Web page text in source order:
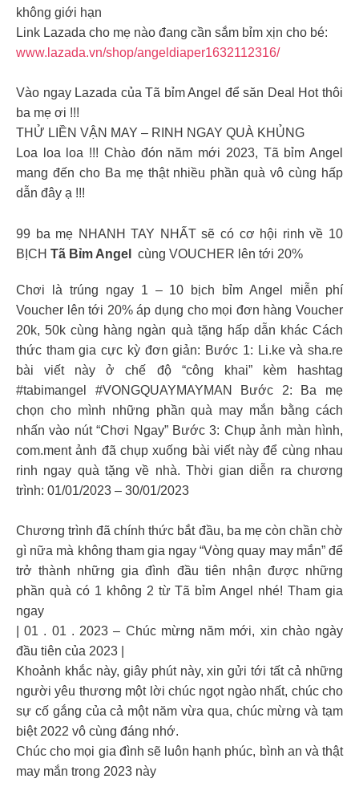
không giới hạn
Link Lazada cho mẹ nào đang cần sắm bỉm xịn cho bé:
www.lazada.vn/shop/angeldiaper1632112316/
Vào ngay Lazada của Tã bỉm Angel để săn Deal Hot thôi
ba mẹ ơi !!!
THỬ LIỀN VẬN MAY – RINH NGAY QUÀ KHỦNG
Loa loa loa !!! Chào đón năm mới 2023, Tã bỉm Angel
mang đến cho Ba mẹ thật nhiều phần quà vô cùng hấp
dẫn đây ạ !!!
99 ba mẹ NHANH TAY NHẤT sẽ có cơ hội rinh về 10
BỊCH Tã Bỉm Angel cùng VOUCHER lên tới 20%
Chơi là trúng ngay 1 – 10 bịch bỉm Angel miễn phí
Voucher lên tới 20% áp dụng cho mọi đơn hàng Voucher
20k, 50k cùng hàng ngàn quà tặng hấp dẫn khác Cách
thức tham gia cực kỳ đơn giản: Bước 1: Li.ke và sha.re
bài viết này ở chế độ “công khai” kèm hashtag
#tabimangel #VONGQUAYMAYMAN Bước 2: Ba mẹ
chọn cho mình những phần quà may mắn bằng cách
nhấn vào nút “Chơi Ngay” Bước 3: Chụp ảnh màn hình,
com.ment ảnh đã chụp xuống bài viết này để cùng nhau
rinh ngay quà tặng về nhà. Thời gian diễn ra chương
trình: 01/01/2023 – 30/01/2023
Chương trình đã chính thức bắt đầu, ba mẹ còn chần chờ
gì nữa mà không tham gia ngay “Vòng quay may mắn” để
trở thành những gia đình đầu tiên nhận được những
phần quà có 1 không 2 từ Tã bỉm Angel nhé! Tham gia
ngay
| 01 . 01 . 2023 – Chúc mừng năm mới, xin chào ngày
đầu tiên của 2023 |
Khoảnh khắc này, giây phút này, xin gửi tới tất cả những
người yêu thương một lời chúc ngọt ngào nhất, chúc cho
sự cố gắng của cả một năm vừa qua, chúc mừng và tạm
biệt 2022 vô cùng đáng nhớ.
Chúc cho mọi gia đình sẽ luôn hạnh phúc, bình an và thật
may mắn trong 2023 này